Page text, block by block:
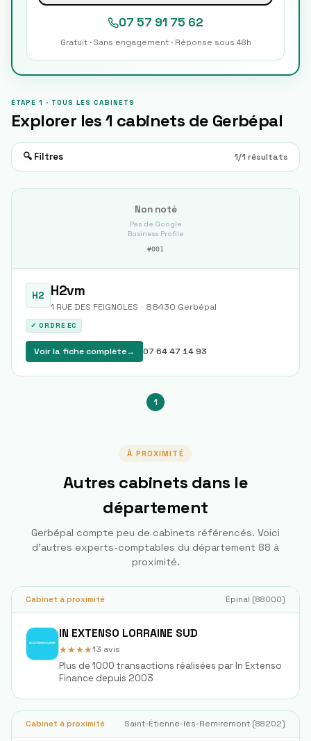
07 57 91 75 62
Gratuit · Sans engagement · Réponse sous 48h
ÉTAPE 1 · TOUS LES CABINETS
Explorer les1 cabinets de Gerbépal
🔍 Filtres 1/1 résultats
Non noté
Pas de Google
Business Profile
#001
H2 H2vm
1 RUE DES FEIGNOLES · 88430 Gerbépal
✓ ORDRE EC
Voir la fiche complète→ 07 64 47 14 93
1
À PROXIMITÉ
Autres cabinets dans le
département
Gerbépal compte peu de cabinets référencés. Voici
d'autres experts-comptables du département 88 à
proximité.
Cabinet à proximité Épinal (88000)
IN EXTENSO LORRAINE SUD
★★★★13 avis
Plus de 1000 transactions réalisées par In Extenso
Finance depuis 2003
Cabinet à proximité Saint-Étienne-lès-Remiremont (88202)